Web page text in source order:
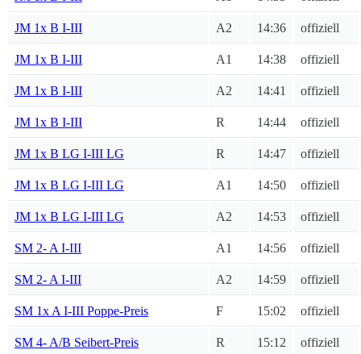
JM 1x B I-III A2 14:36 offiziell
JM 1x B I-III A1 14:38 offiziell
JM 1x B I-III A2 14:41 offiziell
JM 1x B I-III R 14:44 offiziell
JM 1x B LG I-III LG R 14:47 offiziell
JM 1x B LG I-III LG A1 14:50 offiziell
JM 1x B LG I-III LG A2 14:53 offiziell
SM 2- A I-III A1 14:56 offiziell
SM 2- A I-III A2 14:59 offiziell
SM 1x A I-III Poppe-Preis F 15:02 offiziell
SM 4- A/B Seibert-Preis R 15:12 offiziell